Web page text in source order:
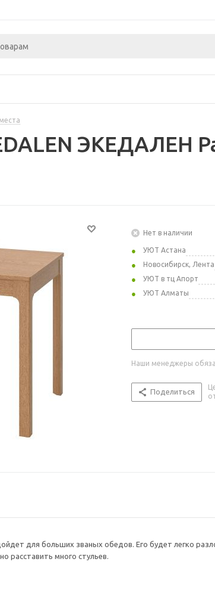
ЭКЕДАЛЕН
Нет в наличии
УЮТ Астана
Новосибирск, Лента
УЮТ в тц Апорт
УЮТ Алматы
Наши менеджеры
Поделиться
для больших званых обедов. Его будет легко
расставить много стульев.